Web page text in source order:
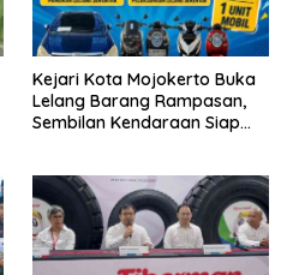
Kejari Kota Mojokerto Buka
Lelang Barang Rampasan,
Sembilan Kendaraan Siap